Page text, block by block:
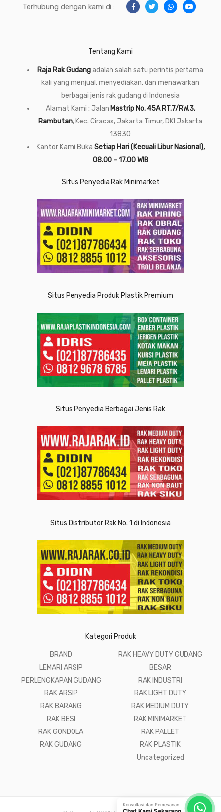
Terhubung dengan kami di :
Tentang Kami
Raja Rak Gudangadalah salah satu perintis pertama
kali yang menjual, menyediakan, dan menawarkan
berbagai jenis rak gudang di Indonesia
Alamat Kami : Jalan Mastrip No. 45A RT.7/RW.3,
Rambutan, Kec. Ciracas, Jakarta Timur, DKI Jakarta
13830
Kantor Kami Buka Setiap Hari (Kecuali Libur Nasional),
08.00 – 17.00 WIB
Situs Penyedia Rak Minimarket
Situs Penyedia Produk Plastik Premium
Situs Penyedia Berbagai Jenis Rak
Situs Distributor Rak No. 1 di Indonesia
Kategori Produk
BRAND
LEMARI ARSIP
PERLENGKAPAN GUDANG
RAK ARSIP
RAK BARANG
RAK BESI
RAK GONDOLA
RAK GUDANG
RAK HEAVY DUTY GUDANG
BESAR
RAK INDUSTRI
RAK LIGHT DUTY
RAK MEDIUM DUTY
RAK MINIMARKET
RAK PALLET
RAK PLASTIK
Uncategorized
Konsultasi dan Pemesanan